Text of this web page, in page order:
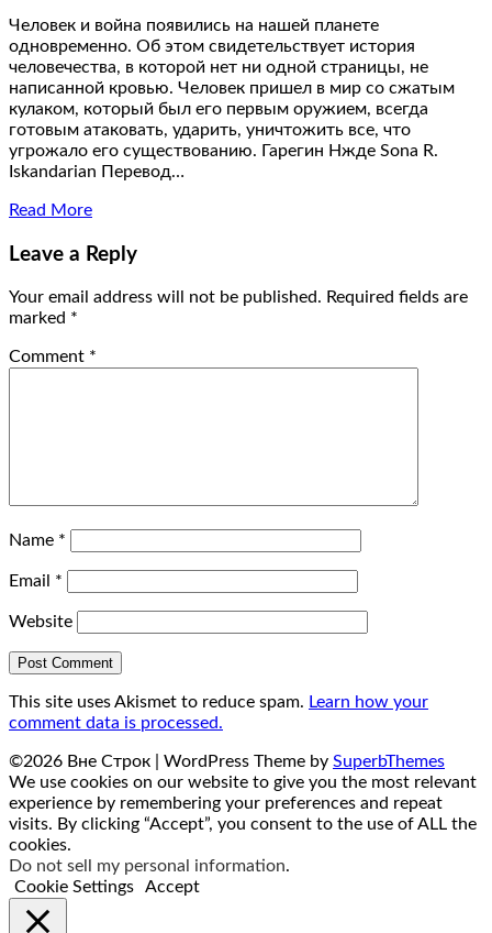
Человек и война появились на нашей планете
одновременно. Об этом свидетельствует история
человечества, в которой нет ни одной страницы, не
написанной кровью. Человек пришел в мир со сжатым
кулаком, который был его первым оружием, всегда
готовым атаковать, ударить, уничтожить все, что
угрожало его существованию. Гарегин Нжде Sona R.
Iskandarian Перевод…
Read More
Leave a Reply
Your email address will not be published. Required fields are
marked *
Comment *
Name *
Email *
Website
This site uses Akismet to reduce spam. Learn how your
comment data is processed.
©2026 Вне Строк | WordPress Theme by SuperbThemes
We use cookies on our website to give you the most relevant
experience by remembering your preferences and repeat
visits. By clicking “Accept”, you consent to the use of ALL the
cookies.
Do not sell my personal information.
Cookie Settings
Accept